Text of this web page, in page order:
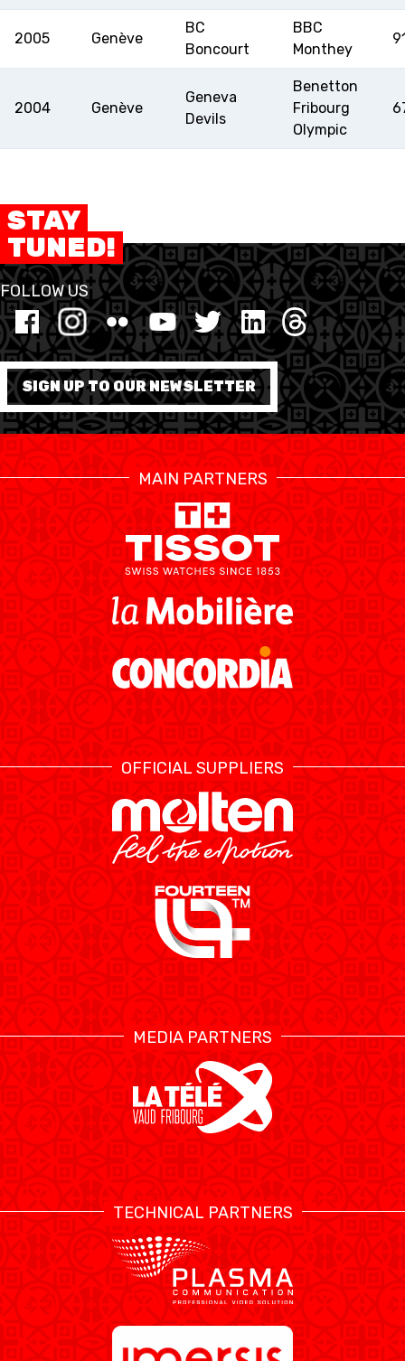
2005 Genève
BC
Boncourt
BBC
Monthey
2004 Genève
Geneva
Devils
Benetton
Fribourg
Olympic
STAY
TUNED!
FOLLOW US
SIGN UP TO OUR NEWSLETTER
MAIN PARTNERS
OFFICIAL SUPPLIERS
MEDIA PARTNERS
TECHNICAL PARTNERS